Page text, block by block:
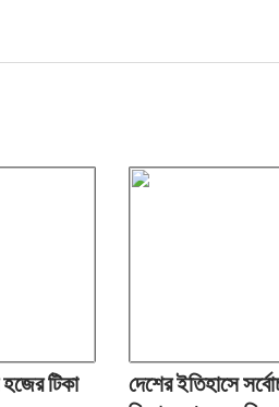
হজের টিকা
দেশের ইতিহাসে